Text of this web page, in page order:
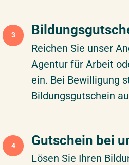
3
Reichen Sie unser
Agentur für Arbeit
ein. Bei Bewilligung
Bildungsgutschein
4 Gutschein bei
Lösen Sie Ihren